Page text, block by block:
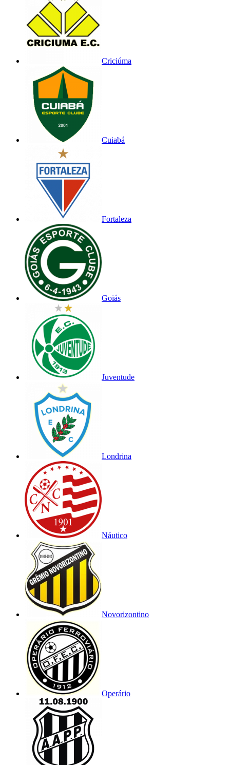
Criciúma
Cuiabá
Fortaleza
Goiás
Juventude
Londrina
Náutico
Novorizontino
Operário